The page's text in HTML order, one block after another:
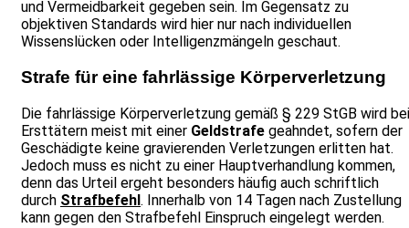
und Vermeidbarkeit gegeben sein. Im Gegensatz zu
objektiven Standards wird hier nur nach individuellen
Wissenslücken oder Intelligenzmängeln geschaut.
Strafe für eine fahrlässige Körperverletzung
Die fahrlässige Körperverletzung gemäß § 229 StGB wird bei
Ersttätern meist mit einer Geldstrafe geahndet, sofern der
Geschädigte keine gravierenden Verletzungen erlitten hat.
Jedoch muss es nicht zu einer Hauptverhandlung kommen,
denn das Urteil ergeht besonders häufig auch schriftlich
durch Strafbefehl. Innerhalb von 14 Tagen nach Zustellung
kann gegen den Strafbefehl Einspruch eingelegt werden.